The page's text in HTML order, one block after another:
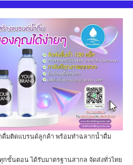
ดื่มติดแบรนด์ลูกค้า พร้อมทำฉลากน้ำดื่ม
กขั้นตอน ได้รับมาตรฐานสากล จัดส่งทั่วไทย